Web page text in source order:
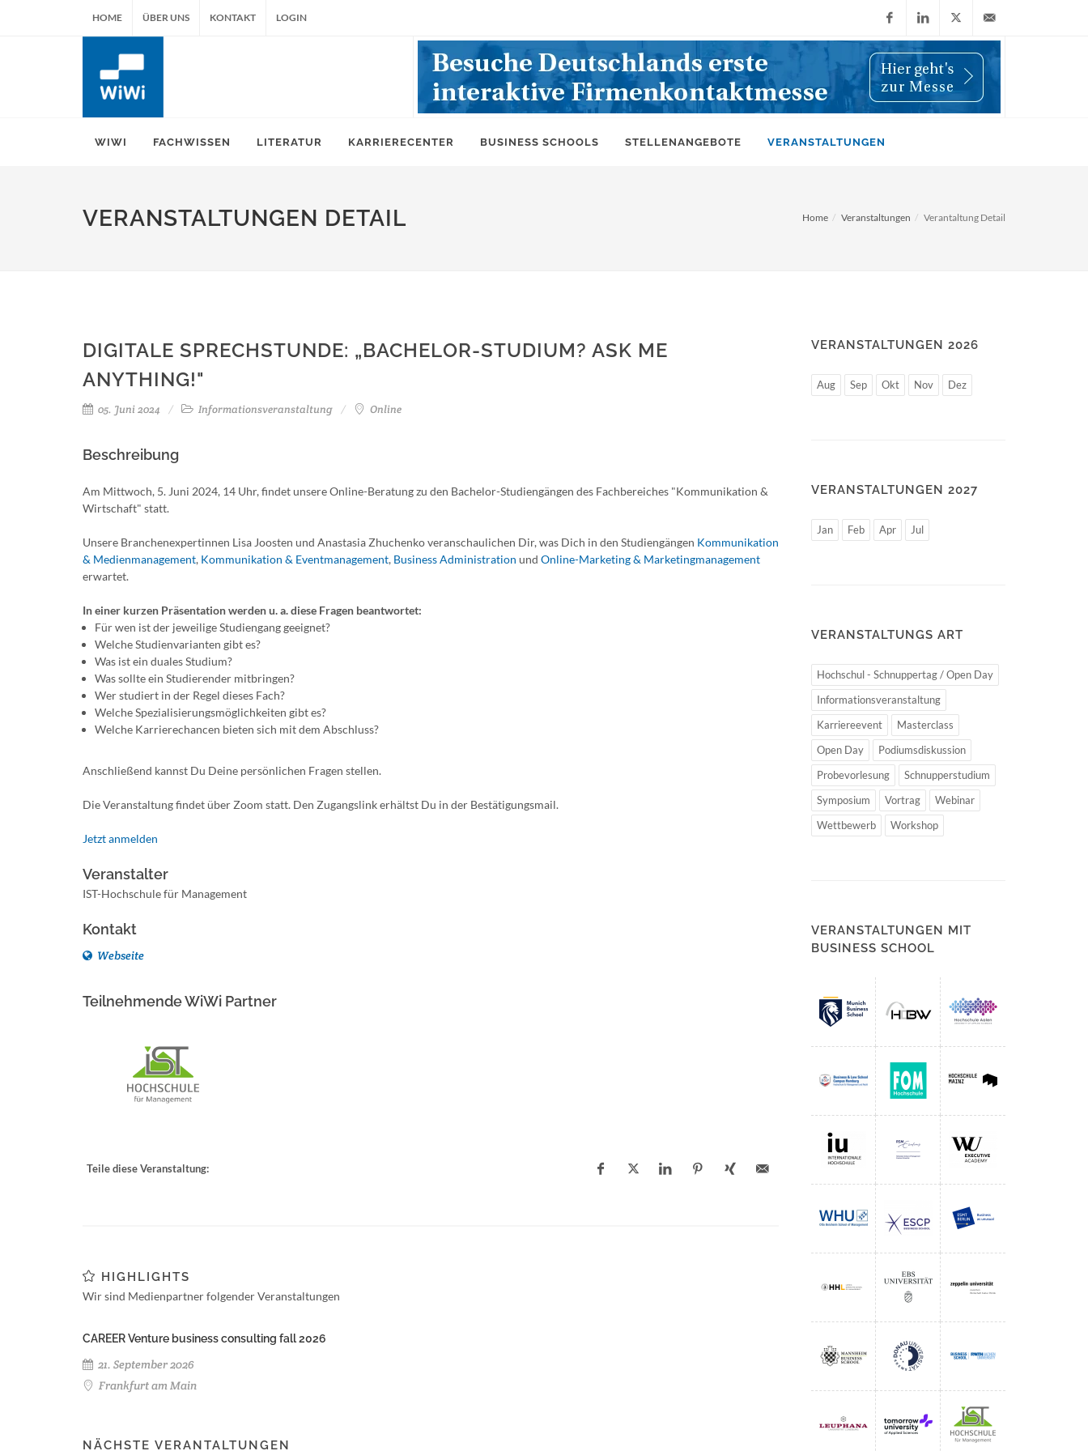
HOME ÜBER UNS KONTAKT LOGIN
FacebookLinkedIn
X
(Twitter)
info@wiwi-
WIWI FACHWISSEN LITERATUR KARRIERECENTER BUSINESS SCHOOLS STELLENANGEBOTE VERANSTALTUNGEN
VERANSTALTUNGEN DETAIL Home Veranstaltungen Verantaltung Detail
DIGITALE SPRECHSTUNDE: „BACHELOR-STUDIUM? ASK ME
ANYTHING!"
05. Juni 2024 Informationsveranstaltung Online
Beschreibung
Am Mittwoch, 5. Juni 2024, 14 Uhr, findet unsere Online-Beratung zu den Bachelor-Studiengängen des Fachbereiches "Kommunikation &
Wirtschaft" statt.
Unsere Branchenexpertinnen Lisa Joosten und Anastasia Zhuchenko veranschaulichen Dir, was Dich in den Studiengängen Kommunikation
& Medienmanagement, Kommunikation & Eventmanagement, Business Administration und Online-Marketing & Marketingmanagement
erwartet.
In einer kurzen Präsentation werden u. a. diese Fragen beantwortet:
Für wen ist der jeweilige Studiengang geeignet?
Welche Studienvarianten gibt es?
Was ist ein duales Studium?
Was sollte ein Studierender mitbringen?
Wer studiert in der Regel dieses Fach?
Welche Spezialisierungsmöglichkeiten gibt es?
Welche Karrierechancen bieten sich mit dem Abschluss?
Anschließend kannst Du Deine persönlichen Fragen stellen.
Die Veranstaltung findet über Zoom statt. Den Zugangslink erhältst Du in der Bestätigungsmail.
Jetzt anmelden
Veranstalter
IST-Hochschule für Management
Kontakt
Webseite
Teilnehmende WiWi Partner
Teile diese Veranstaltung:
HIGHLIGHTS
Wir sind Medienpartner folgender Veranstaltungen
CAREER Venture business consulting fall 2026
21. September 2026
Frankfurt am Main
NÄCHSTE VERANTALTUNGEN
VERANSTALTUNGEN 2026
Aug Sep Okt Nov Dez
VERANSTALTUNGEN 2027
Jan Feb Apr Jul
VERANSTALTUNGS ART
Hochschul - Schnuppertag / Open Day
Informationsveranstaltung
Karriereevent
Masterclass
Open Day
Podiumsdiskussion
Probevorlesung
Schnupperstudium
Symposium
Vortrag
Webinar
Wettbewerb
Workshop
VERANSTALTUNGEN MIT
BUSINESS SCHOOL